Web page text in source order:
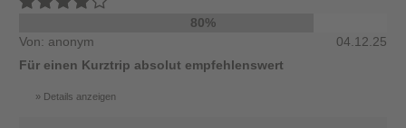
80%
Von: anonym
04.12.25
Für einen Kurztrip absolut empfehlenswert
Details anzeigen